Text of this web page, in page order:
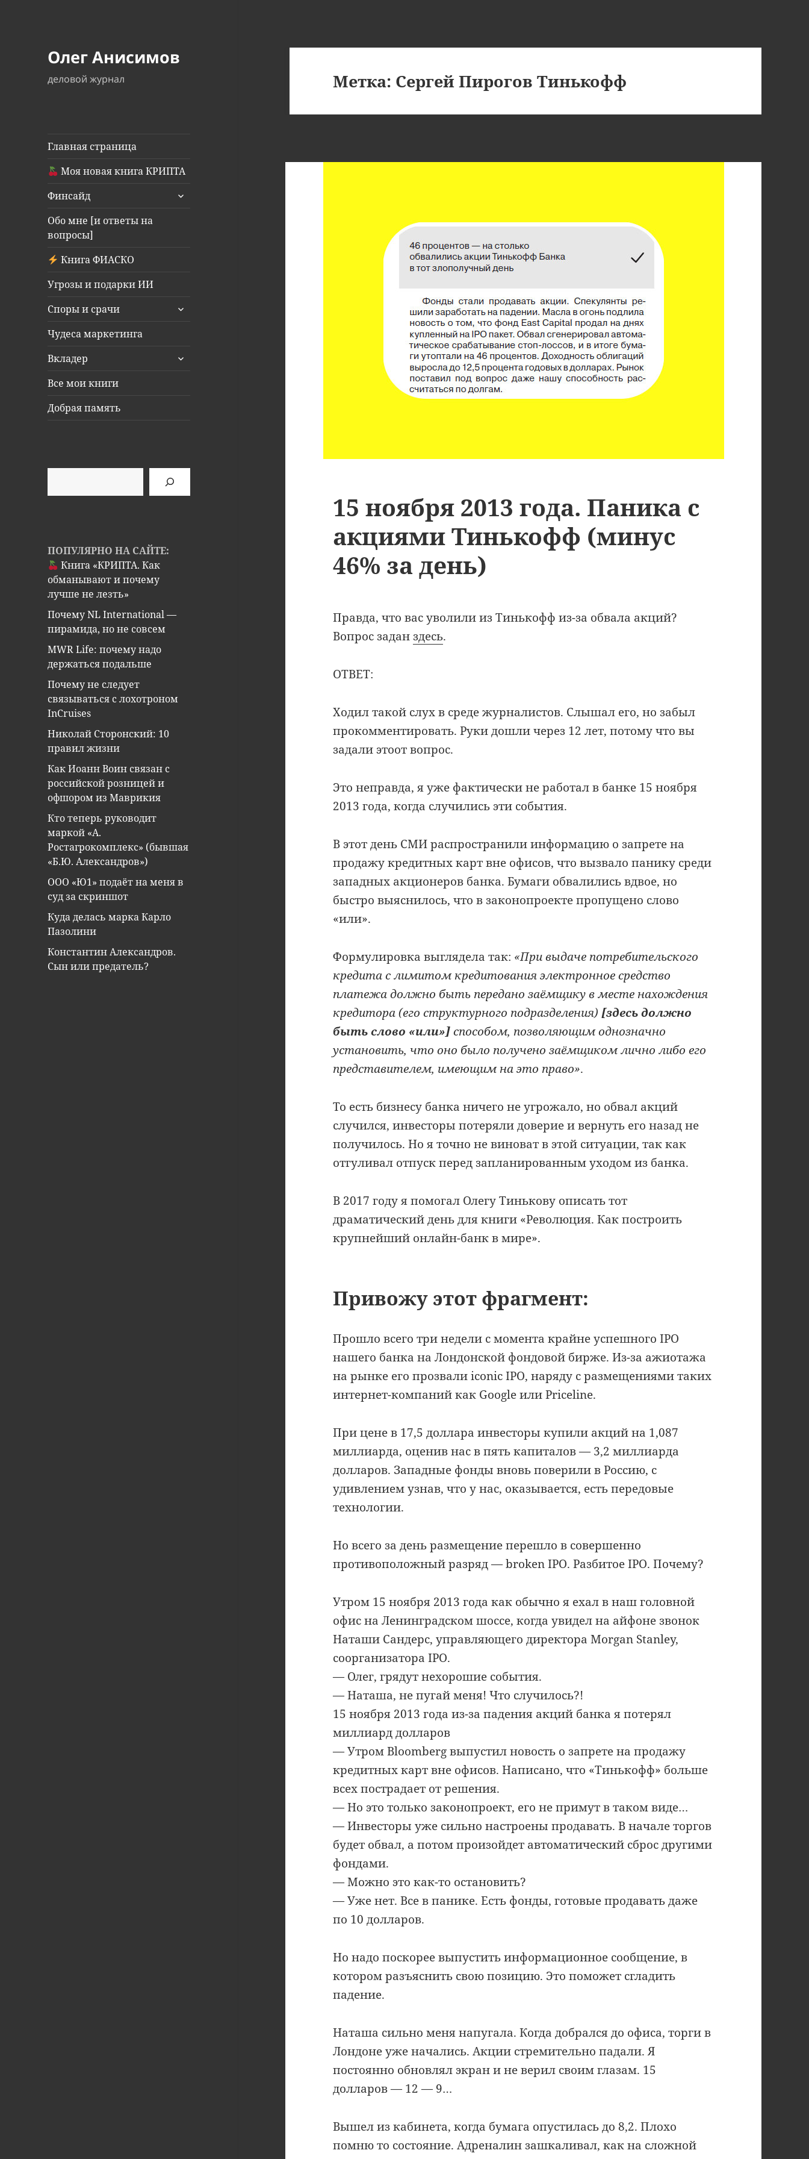
Олег Анисимов
деловой журнал
Главная страница
Моя новая книга КРИПТА
Финсайд
раскрыть
Обо мне [и ответы на
вопросы]
Книга ФИАСКО
Угрозы и подарки ИИ
Споры и срачи
раскрыть
Чудеса маркетинга
Вкладер
раскрыть
Все мои книги
Добрая память
ПОПУЛЯРНО НА САЙТЕ:
Книга «КРИПТА. Как
обманывают и почему
лучше не лезть»
Почему NL International —
пирамида, но не совсем
MWR Life: почему надо
держаться подальше
Почему не следует
связываться с лохотроном
InCruises
Николай Сторонский: 10
правил жизни
Как Иоанн Воин связан с
российской розницей и
офшором из Маврикия
Кто теперь руководит
маркой «А.
Ростагрокомплекс» (бывшая
«Б.Ю. Александров»)
ООО «Ю1» подаёт на меня в
суд за скриншот
Куда делась марка Карло
Пазолини
Константин Александров.
Сын или предатель?
Метка: Сергей Пирогов Тинькофф
15 ноября 2013 года. Паника с
акциями Тинькофф (минус
46% за день)
Правда, что вас уволили из Тинькофф из-за обвала акций?
Вопрос заданздесь.
ОТВЕТ:
Ходил такой слух в среде журналистов. Слышал его, но забыл
прокомментировать. Руки дошли через 12 лет, потому что вы
задали этоот вопрос.
Это неправда, я уже фактически не работал в банке 15 ноября
2013 года, когда случились эти события.
В этот день СМИ распространили информацию о запрете на
продажу кредитных карт вне офисов, что вызвало панику среди
западных акционеров банка. Бумаги обвалились вдвое, но
быстро выяснилось, что в законопроекте пропущено слово
«или».
Формулировка выглядела так: «При выдаче потребительского
кредита с лимитом кредитования электронное средство
платежа должно быть передано заёмщику в месте нахождения
кредитора (его структурного подразделения) [здесь должно
быть слово «или»]способом, позволяющим однозначно
установить, что оно было получено заёмщиком лично либо его
представителем, имеющим на это право».
То есть бизнесу банка ничего не угрожало, но обвал акций
случился, инвесторы потеряли доверие и вернуть его назад не
получилось. Но я точно не виноват в этой ситуации, так как
отгуливал отпуск перед запланированным уходом из банка.
В 2017 году я помогал Олегу Тинькову описать тот
драматический день для книги «Революция. Как построить
крупнейший онлайн-банк в мире».
Привожу этот фрагмент:
Прошло всего три недели с момента крайне успешного IPO
нашего банка на Лондонской фондовой бирже. Из-за ажиотажа
на рынке его прозвали iconic IPO, наряду с размещениями таких
интернет-компаний как Google или Priceline.
При цене в 17,5 доллара инвесторы купили акций на 1,087
миллиарда, оценив нас в пять капиталов — 3,2 миллиарда
долларов. Западные фонды вновь поверили в Россию, с
удивлением узнав, что у нас, оказывается, есть передовые
технологии.
Но всего за день размещение перешло в совершенно
противоположный разряд — broken IPO. Разбитое IPO. Почему?
Утром 15 ноября 2013 года как обычно я ехал в наш головной
офис на Ленинградском шоссе, когда увидел на айфоне звонок
Наташи Сандерс, управляющего директора Morgan Stanley,
соорганизатора IPO.
— Олег, грядут нехорошие события.
— Наташа, не пугай меня! Что случилось?!
15 ноября 2013 года из-за падения акций банка я потерял
миллиард долларов
— Утром Bloomberg выпустил новость о запрете на продажу
кредитных карт вне офисов. Написано, что «Тинькофф» больше
всех пострадает от решения.
— Но это только законопроект, его не примут в таком виде…
— Инвесторы уже сильно настроены продавать. В начале торгов
будет обвал, а потом произойдет автоматический сброс другими
фондами.
— Можно это как-то остановить?
— Уже нет. Все в панике. Есть фонды, готовые продавать даже
по 10 долларов.
Но надо поскорее выпустить информационное сообщение, в
котором разъяснить свою позицию. Это поможет сгладить
падение.
Наташа сильно меня напугала. Когда добрался до офиса, торги в
Лондоне уже начались. Акции стремительно падали. Я
постоянно обновлял экран и не верил своим глазам. 15
долларов — 12 — 9…
Вышел из кабинета, когда бумага опустилась до 8,2. Плохо
помню то состояние. Адреналин зашкаливал, как на сложной